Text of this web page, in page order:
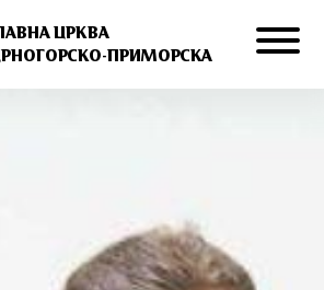
ЦРКВА
ПРИМОРСКА